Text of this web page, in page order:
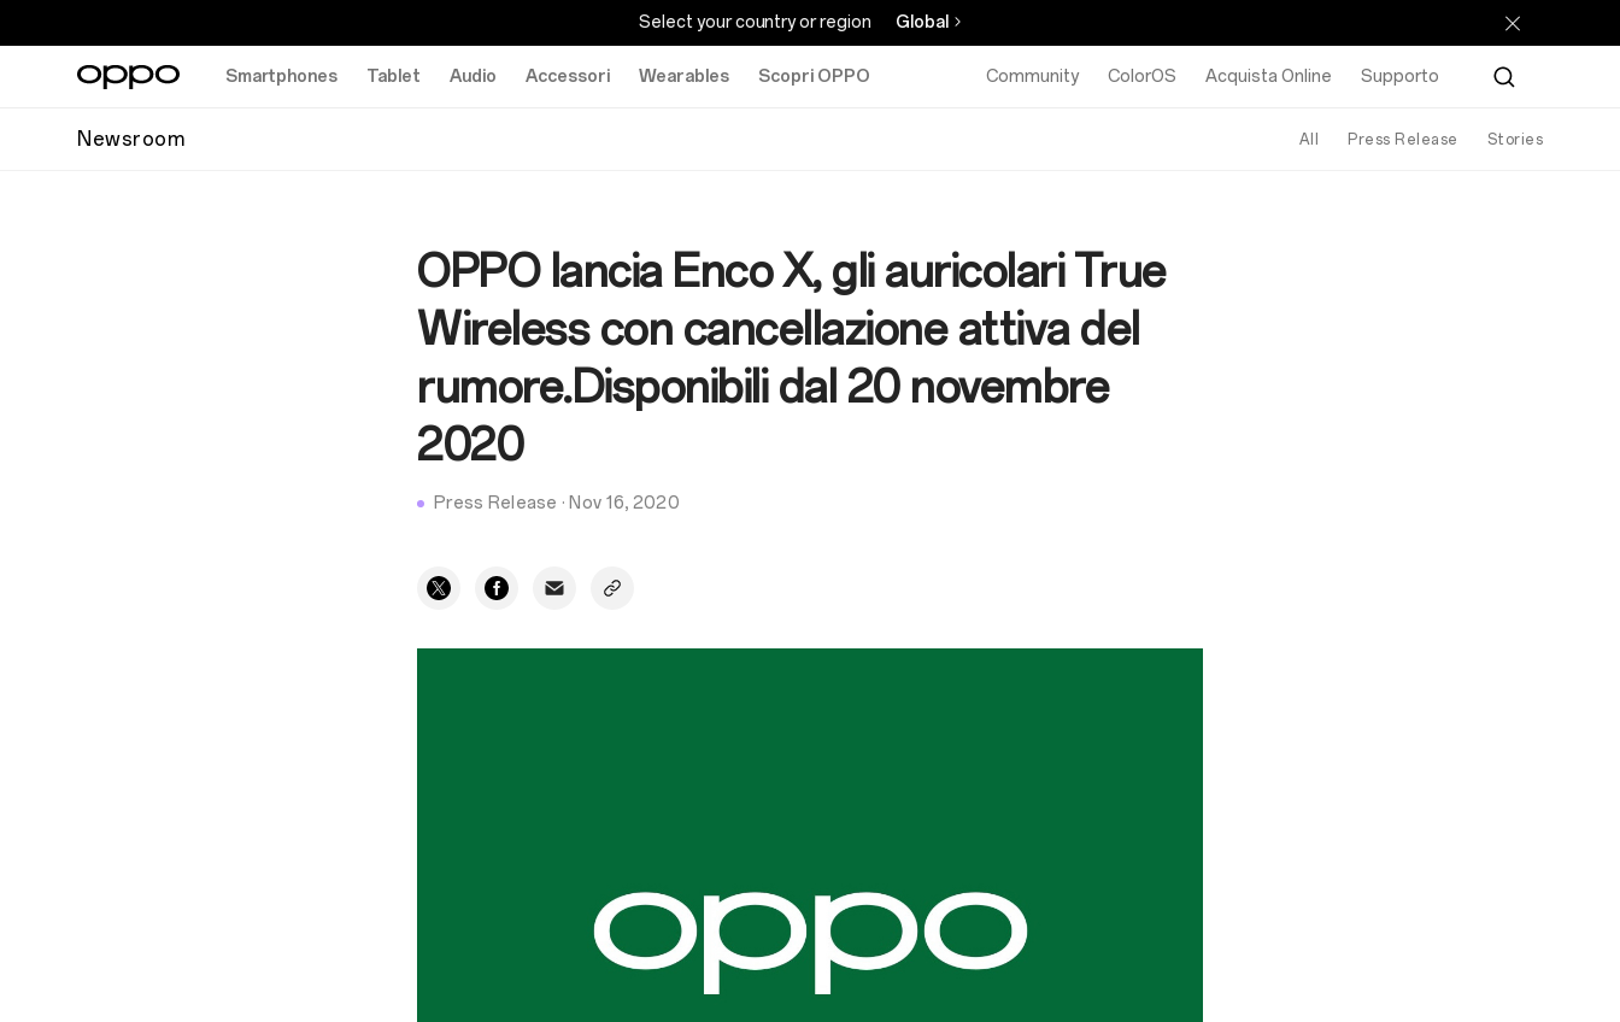
Select your country or region Global
Smartphones Tablet Audio Accessori Wearables Scopri OPPO Community ColorOS Acquista Online Supporto
Newsroom All Press Release Stories
OPPO lancia Enco X, gli auricolari True
Wireless con cancellazione attiva del
rumore.Disponibili dal 20 novembre
2020
Press Release · Nov 16, 2020